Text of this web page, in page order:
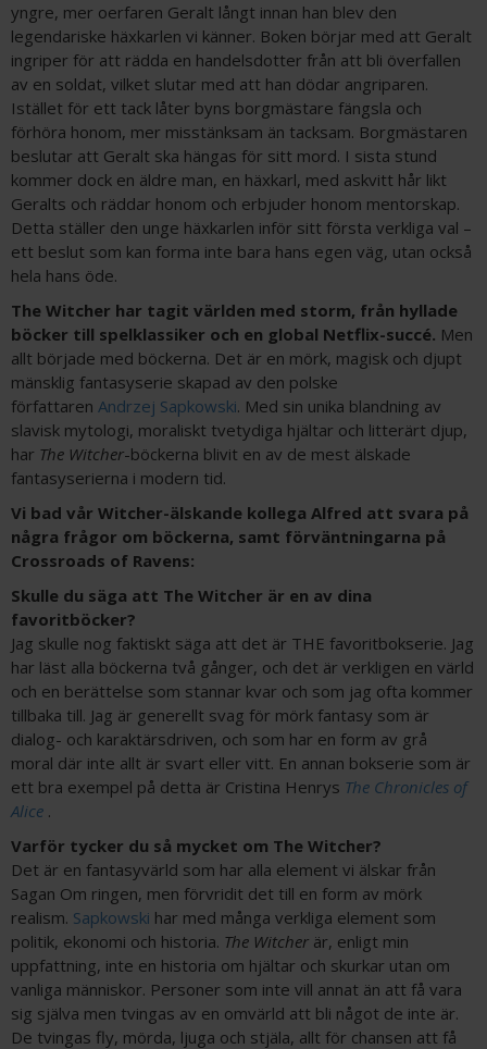
yngre, mer oerfaren Geralt långt innan han blev den
legendariske häxkarlen vi känner. Boken börjar med att Geralt
ingriper för att rädda en handelsdotter från att bli överfallen
av en soldat, vilket slutar med att han dödar angriparen.
Istället för ett tack låter byns borgmästare fängsla och
förhöra honom, mer misstänksam än tacksam. Borgmästaren
beslutar att Geralt ska hängas för sitt mord. I sista stund
kommer dock en äldre man, en häxkarl, med askvitt hår likt
Geralts och räddar honom och erbjuder honom mentorskap.
Detta ställer den unge häxkarlen inför sitt första verkliga val –
ett beslut som kan forma inte bara hans egen väg, utan också
hela hans öde.
The Witcher har tagit världen med storm, från hyllade
böcker till spelklassiker och en global Netflix-succé. Men
allt började med böckerna. Det är en mörk, magisk och djupt
mänsklig fantasyserie skapad av den polske
författaren Andrzej Sapkowski. Med sin unika blandning av
slavisk mytologi, moraliskt tvetydiga hjältar och litterärt djup,
har The Witcher-böckerna blivit en av de mest älskade
fantasyserierna i modern tid.
Vi bad vår Witcher-älskande kollega Alfred att svara på
några frågor om böckerna, samt förväntningarna på
Crossroads of Ravens:
Skulle du säga att The Witcher är en av dina
favoritböcker?
Jag skulle nog faktiskt säga att det är THE favoritbokserie. Jag
har läst alla böckerna två gånger, och det är verkligen en värld
och en berättelse som stannar kvar och som jag ofta kommer
tillbaka till. Jag är generellt svag för mörk fantasy som är
dialog- och karaktärsdriven, och som har en form av grå
moral där inte allt är svart eller vitt. En annan bokserie som är
ett bra exempel på detta är Cristina Henrys The Chronicles of
Alice .
Varför tycker du så mycket om The Witcher?
Det är en fantasyvärld som har alla element vi älskar från
Sagan Om ringen, men förvridit det till en form av mörk
realism. Sapkowski har med många verkliga element som
politik, ekonomi och historia. The Witcher är, enligt min
uppfattning, inte en historia om hjältar och skurkar utan om
vanliga människor. Personer som inte vill annat än att få vara
sig själva men tvingas av en omvärld att bli något de inte är.
De tvingas fly, mörda, ljuga och stjäla, allt för chansen att få